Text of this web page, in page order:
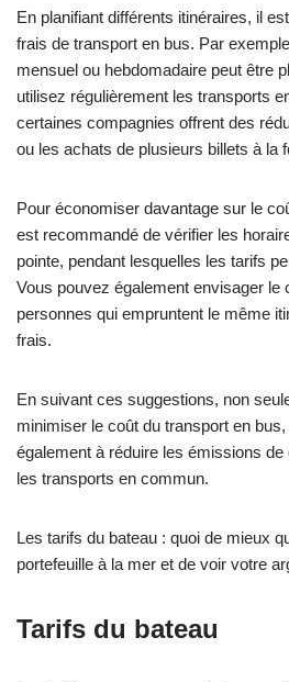
En planifiant différents itinéraires, il
frais de transport en bus. Par
mensuel ou hebdomadaire peut être
utilisez régulièrement les transports
certaines compagnies offrent des
ou les achats de plusieurs billets à la
Pour économiser davantage sur le
est recommandé de vérifier les
pointe, pendant lesquelles les tarifs
Vous pouvez également envisager le
personnes qui empruntent le même
frais.
En suivant ces suggestions, non
minimiser le coût du transport en
également à réduire les émissions
les transports en commun.
Les tarifs du bateau : quoi de mieux
portefeuille à la mer et de voir votre
Tarifs du bateau